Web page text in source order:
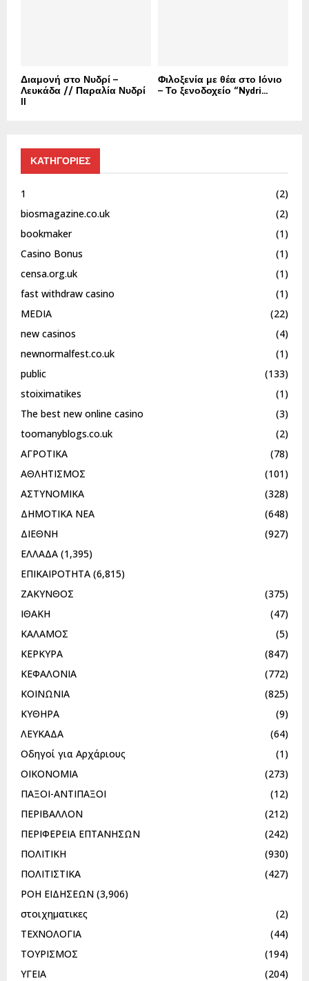
Διαμονή στο Νυδρί –
Λευκάδα // Παραλία Νυδρί
II
Φιλοξενία με θέα στο Ιόνιο
– Το ξενοδοχείο “Nydri...
ΚΑΤΗΓΟΡΙΕΣ
1
(2)
biosmagazine.co.uk
(2)
bookmaker
(1)
Casino Bonus
(1)
censa.org.uk
(1)
fast withdraw casino
(1)
MEDIA
(22)
new casinos
(4)
newnormalfest.co.uk
(1)
public
(133)
stoiximatikes
(1)
The best new online casino
(3)
toomanyblogs.co.uk
(2)
ΑΓΡΟΤΙΚΑ
(78)
ΑΘΛΗΤΙΣΜΟΣ
(101)
ΑΣΤΥΝΟΜΙΚΑ
(328)
ΔΗΜΟΤΙΚΑ ΝΕΑ
(648)
ΔΙΕΘΝΗ
(927)
ΕΛΛΑΔΑ (1,395)
ΕΠΙΚΑΙΡΟΤΗΤΑ (6,815)
ΖΑΚΥΝΘΟΣ
(375)
ΙΘΑΚΗ
(47)
ΚΑΛΑΜΟΣ
(5)
ΚΕΡΚΥΡΑ
(847)
ΚΕΦΑΛΟΝΙΑ
(772)
ΚΟΙΝΩΝΙΑ
(825)
ΚΥΘΗΡΑ
(9)
ΛΕΥΚΑΔΑ
(64)
Οδηγοί για Αρχάριους
(1)
ΟΙΚΟΝΟΜΙΑ
(273)
ΠΑΞΟΙ-ΑΝΤΙΠΑΞΟΙ
(12)
ΠΕΡΙΒΑΛΛΟΝ
(212)
ΠΕΡΙΦΕΡΕΙΑ ΕΠΤΑΝΗΣΩΝ
(242)
ΠΟΛΙΤΙΚΗ
(930)
ΠΟΛΙΤΙΣΤΙΚΑ
(427)
ΡΟΗ ΕΙΔΗΣΕΩΝ (3,906)
στοιχηματικες
(2)
ΤΕΧΝΟΛΟΓΙΑ
(44)
ΤΟΥΡΙΣΜΟΣ
(194)
ΥΓΕΙΑ
(204)